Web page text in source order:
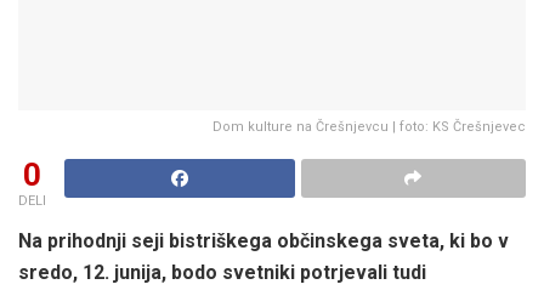
Dom kulture na Črešnjevcu | foto: KS Črešnjevec
0
DELI
Na prihodnji seji bistriškega občinskega sveta, ki bo v
sredo, 12. junija, bodo svetniki potrjevali tudi